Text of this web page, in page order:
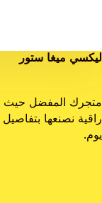
ليكسي ميغا ستور
متجرك المفضل حيث
راقية نصنعها
يوم.